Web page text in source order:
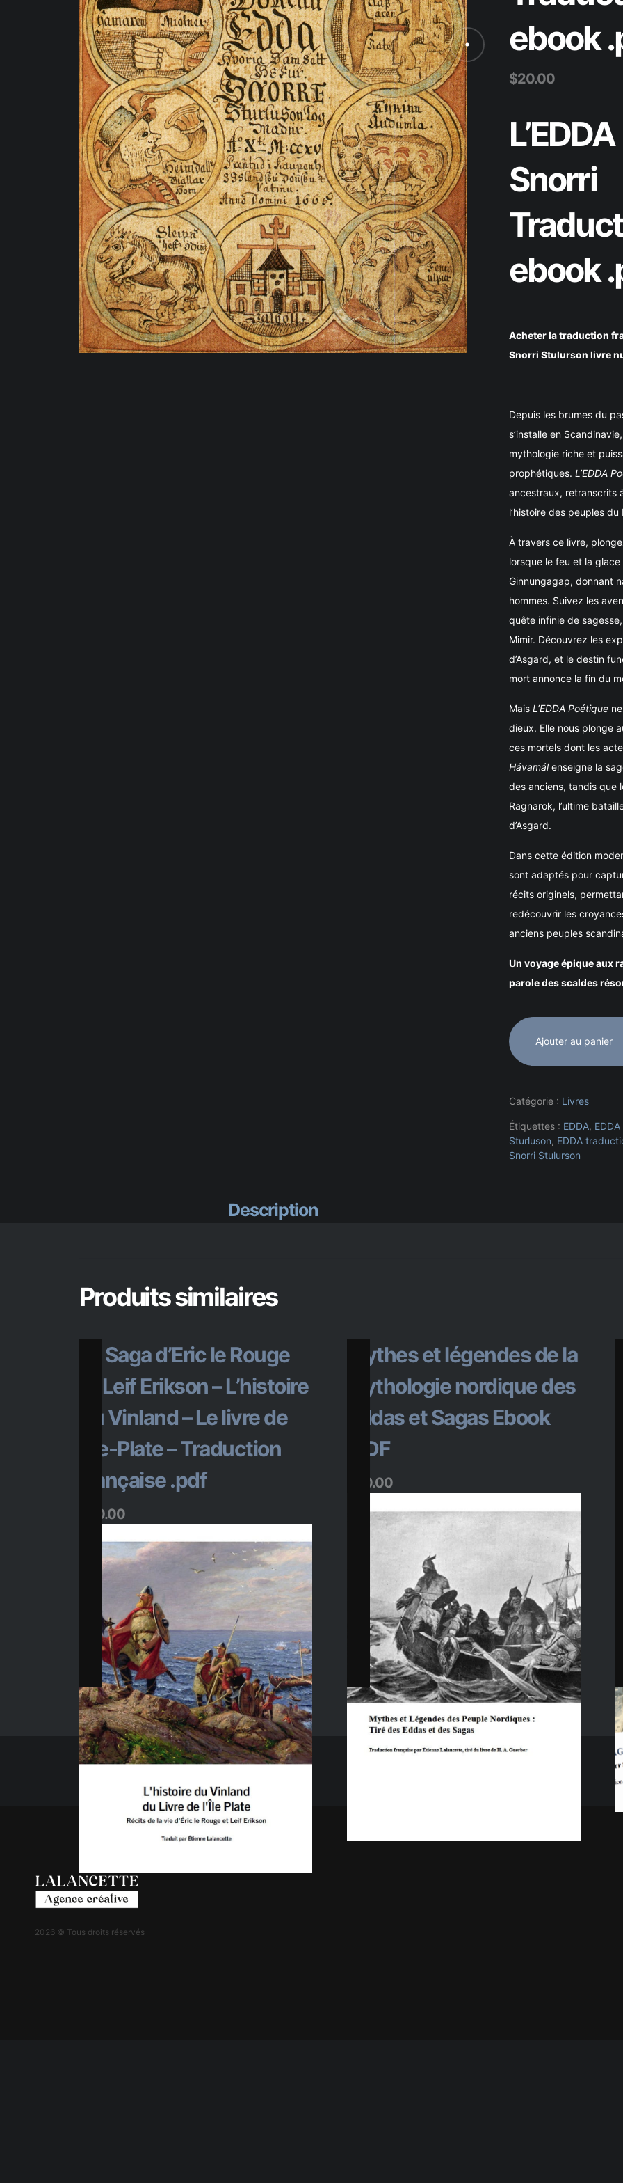
ebook
$20.00
Snorri
ebook
Acheter la traduction
Snorri Stulurson livre
Depuis les brumes du
s’installe en
mythologie riche et
prophétiques. L’EDDA
ancestraux, retranscrits
l’histoire des peuples du
À travers ce livre,
lorsque le feu et la
Ginnungagap, donnant
hommes. Suivez les
quête infinie de
Mimir. Découvrez les
d’Asgard, et le destin
mort annonce la fin du
Mais L’EDDA Poétiquene
dieux. Elle nous plonge
ces mortels dont les
Hávamálenseigne la
des anciens, tandis que
Ragnarok, l’ultime
d’Asgard.
Dans cette édition
sont adaptés pour
récits originels,
redécouvrir les
anciens peuples
Un voyage épique aux
parole des scaldes
Ajouter au panier
Catégorie : Livres
Étiquettes : EDDA,
Sturluson, EDDA
Snorri Stulurson
Description
Produits similaires
La Saga d’Eric le Rouge
et Leif Erikson – L’histoire
du Vinland – Le livre de
l’Île-Plate – Traduction
française .pdf
20.00
Ajouter au panier
Mythes et légendes de la
mythologie nordique des
Eddas et Sagas Ebook
.PDF
20.00
Ajouter au panier
2026 © Tous droits réservés